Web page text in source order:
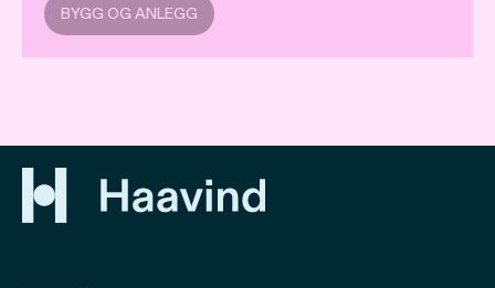
BYGG OG ANLEGG